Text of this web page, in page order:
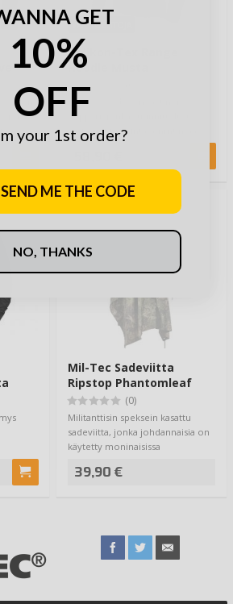
on
joka
VAIHTOEHTOJA
Helikon-Tex Range
Hoodie Musta
Range Hoodie on taktinen
huppari, jonka suunnittelusta
vastaavat toiminta-ammuntaa
harrastavat exper…
Mil-Tec Sadeviitta
Ripstop Phantomleaf
Wasp I Z3A(0)
Militanttisin speksein kasattu
sadeviitta, jonka johdannaisia on
käytetty moninaisissa
39,90 €
GET
10%
OFF
your 1st order?
ME THE CODE
NO, THANKS